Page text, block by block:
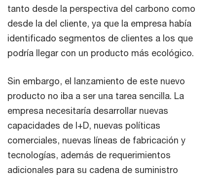
tanto desde la perspectiva del carbono como
desde la del cliente, ya que la empresa había
identificado segmentos de clientes a los que
podría llegar con un producto más ecológico.
Sin embargo, el lanzamiento de este nuevo
producto no iba a ser una tarea sencilla. La
empresa necesitaría desarrollar nuevas
capacidades de I+D, nuevas políticas
comerciales, nuevas líneas de fabricación y
tecnologías, además de requerimientos
adicionales para su cadena de suministro